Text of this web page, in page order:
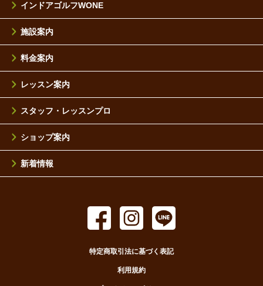
インドアゴルフWONE
施設案内
料金案内
レッスン案内
スタッフ・レッスンプロ
ショップ案内
新着情報
特定商取引法に基づく表記
利用規約